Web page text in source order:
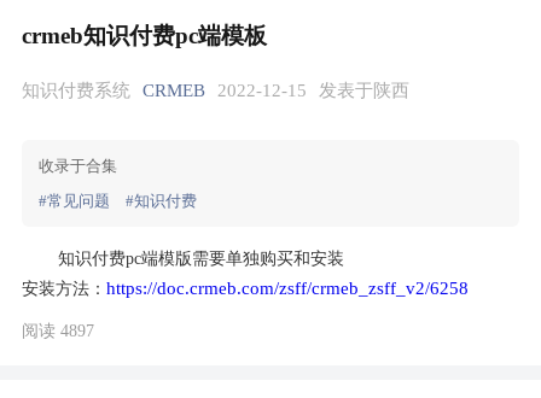
crmeb知识付费pc端模板
知识付费系统 CRMEB 2022-12-15 发表于陕西
收录于合集
#常见问题
#知识付费
知识付费pc端模版需要单独购买和安装
安装方法： https://doc.crmeb.com/zsff/crmeb_zsff_v2/6258
阅读 4897